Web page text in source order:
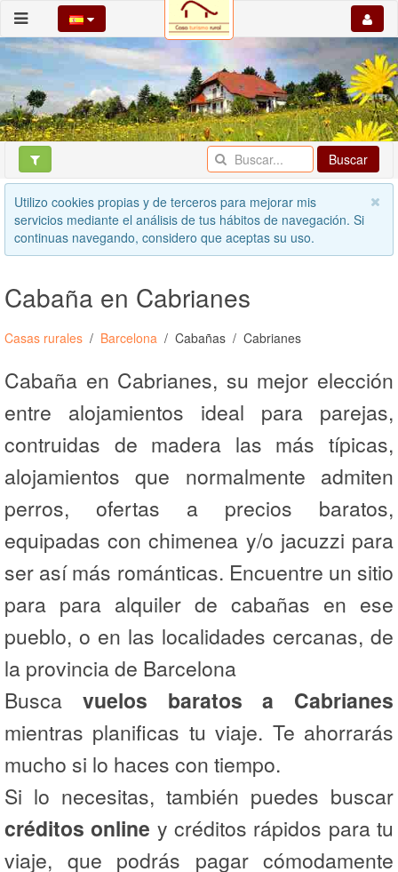
Buscar
Utilizo cookies propias y de terceros para mejorar mis
servicios mediante el análisis de tus hábitos de navegación. Si
continuas navegando, considero que aceptas su uso.
Cabaña en Cabrianes
Casas rurales Barcelona Cabañas Cabrianes
Cabaña en Cabrianes, su mejor elección
entre alojamientos ideal para parejas,
contruidas de madera las más típicas,
alojamientos que normalmente admiten
perros, ofertas a precios baratos,
equipadas con chimenea y/o jacuzzi para
ser así más románticas. Encuentre un sitio
para para alquiler de cabañas en ese
pueblo, o en las localidades cercanas, de
la provincia de Barcelona
Busca vuelos baratos a Cabrianes
mientras planificas tu viaje. Te ahorrarás
mucho si lo haces con tiempo.
Si lo necesitas, también puedes buscar
créditos online y créditos rápidos para tu
viaje, que podrás pagar cómodamente